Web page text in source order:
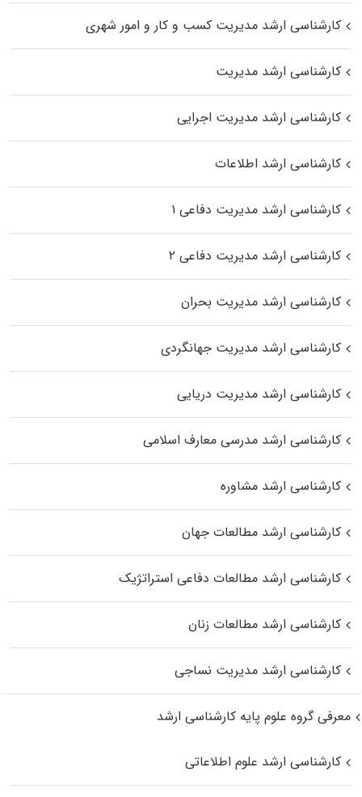
کارشناسی ارشد مدیریت کسب و کار و امور شهری
کارشناسی ارشد مدیریت
کارشناسی ارشد مدیریت اجرایی
کارشناسی ارشد اطلاعات
کارشناسی ارشد مدیریت دفاعی ۱
کارشناسی ارشد مدیریت دفاعی ۲
کارشناسی ارشد مدیریت بحران
کارشناسی ارشد مدیریت جهانگردی
کارشناسی ارشد مدیریت دریایی
کارشناسی ارشد مدرسی معارف اسلامی
کارشناسی ارشد مشاوره
کارشناسی ارشد مطالعات جهان
کارشناسی ارشد مطالعات دفاعی استراتژیک
کارشناسی ارشد مطالعات زنان
کارشناسی ارشد مدیریت نساجی
معرفی گروه علوم پایه کارشناسی ارشد
کارشناسی ارشد علوم اطلاعاتی